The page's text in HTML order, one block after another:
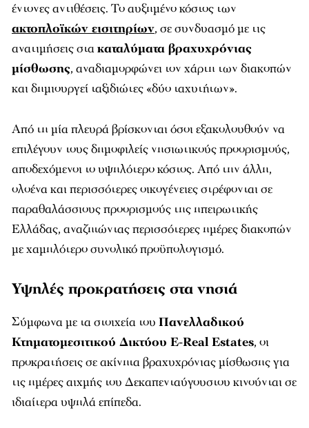
έντονες αντιθέσεις. Το αυξημένο κόστος των
ακτοπλοϊκών εισιτηρίων, σε συνδυασμό με τις
ανατιμήσεις στακαταλύματα βραχυχρόνιας
μίσθωσης, αναδιαμορφώνει τον χάρτη των διακοπών
και δημιουργεί ταξιδιώτες «δύο ταχυτήτων».
Από τη μία πλευρά βρίσκονται όσοι εξακολουθούν να
επιλέγουν τους δημοφιλείς νησιωτικούς προορισμούς,
αποδεχόμενοι το υψηλότερο κόστος. Από την άλλη,
ολοένα και περισσότερες οικογένειες στρέφονται σε
παραθαλάσσιους προορισμούς της ηπειρωτικής
Ελλάδας, αναζητώντας περισσότερες ημέρες διακοπών
με χαμηλότερο συνολικό προϋπολογισμό.
Υψηλές προκρατήσεις στα νησιά
Σύμφωνα με τα στοιχεία του Πανελλαδικού
Κτηματομεσιτικού Δικτύου E-Real Estates, οι
προκρατήσεις σε ακίνητα βραχυχρόνιας μίσθωσης για
τις ημέρες αιχμής του Δεκαπενταύγουστου κινούνται σε
ιδιαίτερα υψηλά επίπεδα.